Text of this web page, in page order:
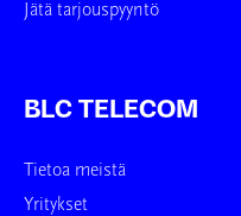
Jätä tarjouspyyntö
BLC TELECOM
Tietoa meistä
Yritykset